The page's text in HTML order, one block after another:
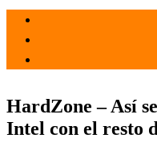
HardZone – Así
Intel con el resto